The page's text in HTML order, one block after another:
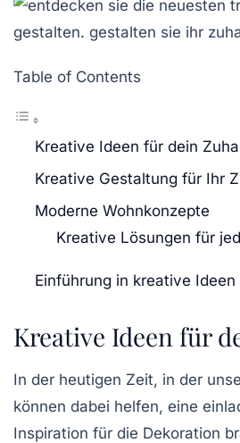
Table of Contents
Kreative Ideen für dein
Kreative Gestaltung für Ihr
Moderne Wohnkonzepte
Kreative Lösungen für
Einführung in kreative
Kreative Ideen für
In der heutigen Zeit, in der
können dabei helfen, eine
Inspiration für die Dekoration